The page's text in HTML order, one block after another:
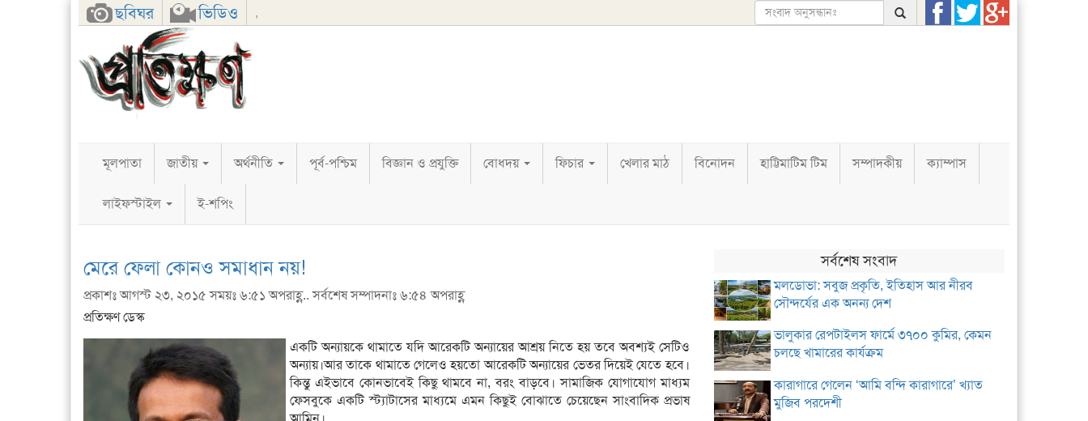
ছবিঘর ভিডিও ,
FacebookTwitterGoogle+
মূলপাতা জাতীয় অর্থনীতি পূর্ব-পশ্চিম বিজ্ঞান ও প্রযুক্তি বোধদয় ফিচার খেলার মাঠ বিনোদন হাট্টিমাটিম টিম সম্পাদকীয় ক্যাম্পাস
লাইফস্টাইল ই-শপিং
মেরে ফেলা কোনও সমাধান নয়!
প্রকাশঃ আগস্ট ২৩, ২০১৫ সময়ঃ ৬:৫১ অপরাহ্ণ.. সর্বশেষ সম্পাদনাঃ ৬:৫৪ অপরাহ্ণ
প্রতিক্ষণ ডেস্ক
একটি অন্যায়কে থামাতে যদি আরেকটি অন্যায়ের আশ্রয় নিতে হয় তবে অবশ্যই সেটিও
অন্যায়।আর তাকে থামাতে গেলেও হয়তো আরেকটি অন্যায়ের ভেতর দিয়েই যেতে হবে।
কিন্তু এইভাবে কোনভাবেই কিছু থামবে না, বরং বাড়বে। সামাজিক যোগাযোগ মাধ্যম
ফেসবুকে একটি স্ট্যাটাসের মাধ্যমে এমন কিছুই বোঝাতে চেয়েছেন সাংবাদিক প্রভাষ
সর্বশেষ সংবাদ
মলডোভা: সবুজ প্রকৃতি, ইতিহাস আর নীরব
সৌন্দর্যের এক অনন্য দেশ
ভালুকার রেপটাইলস ফার্মে ৩৭০০ কুমির, কেমন
চলছে খামারের কার্যক্রম
কারাগারে গেলেন ‘আমি বন্দি কারাগারে’ খ্যাত
মুজিব পরদেশী